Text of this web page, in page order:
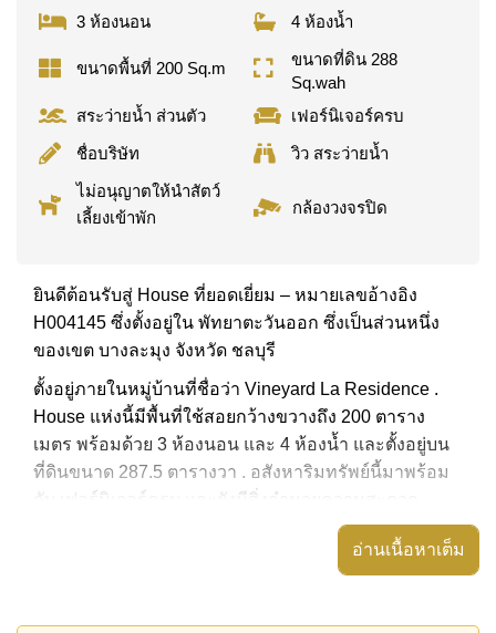
3 ห้องนอน 4 ห้องน้ำ
ขนาดพื้นที่ 200 Sq.m
ขนาดที่ดิน 288
Sq.wah
สระว่ายน้ำ ส่วนตัว
เฟอร์นิเจอร์ครบ
ชื่อบริษัท
วิว สระว่ายน้ำ
ไม่อนุญาตให้นำสัตว์
เลี้ยงเข้าพัก
กล้องวงจรปิด
ยินดีต้อนรับสู่ House ที่ยอดเยี่ยม – หมายเลขอ้างอิง
H004145 ซึ่งตั้งอยู่ใน พัทยาตะวันออก ซึ่งเป็นส่วนหนึ่ง
ของเขต บางละมุง จังหวัด ชลบุรี
ตั้งอยู่ภายในหมู่บ้านที่ชื่อว่า Vineyard La Residence .
House แห่งนี้มีพื้นที่ใช้สอยกว้างขวางถึง 200 ตาราง
เมตร พร้อมด้วย 3 ห้องนอน และ 4 ห้องน้ำ และตั้งอยู่บน
ที่ดินขนาด 287.5 ตารางวา . อสังหาริมทรัพย์นี้มาพร้อม
กับ เฟอร์นิเจอร์ครบ และยังมีสิ่งอำนวยความสะดวก
ได้แก่ บ้าน 2 ชั้น, สนามหญ้าขนาดใหญ่, พื้นที่นั่งเล่น
กลางแจ้งพร้อมหลังคา, อ่างอาบน้ำ/จากุซซี่, ตู้เสื้อผ้าแบบ
อสังหาริมทรัพย์นี้สามารถใช้ สระว่ายน้ำ ส่วนตัว ได้
อ่านเนื้อหาเต็ม